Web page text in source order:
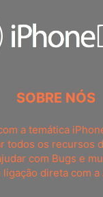
SOBRE NÓS
a temática
todos os recursos
com Bugs e
ligação direta com a